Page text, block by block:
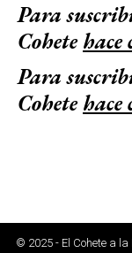
Para
Cohete
Para
Cohete
© 2025 - El Cohete a